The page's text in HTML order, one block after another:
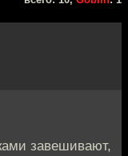
завешивают,